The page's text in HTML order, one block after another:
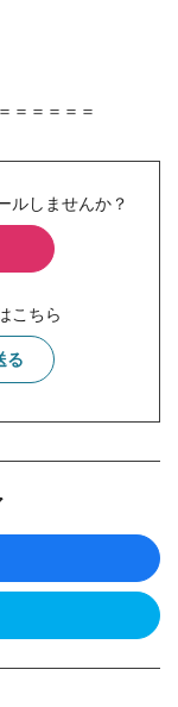
＝＝＝＝＝
ルしませんか？
こちら
る